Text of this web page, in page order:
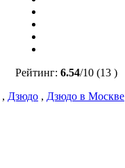
Рейтинг: 6.54/10 (13 )
, Дзюдо , Дзюдо в Москве